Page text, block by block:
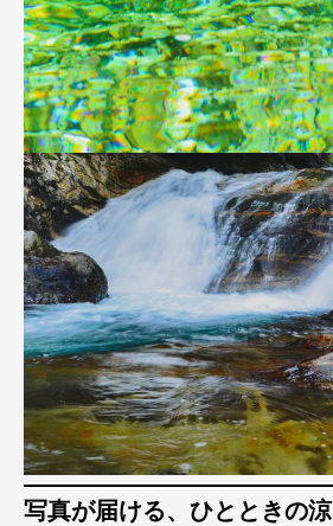
写真が届ける、ひとときの涼